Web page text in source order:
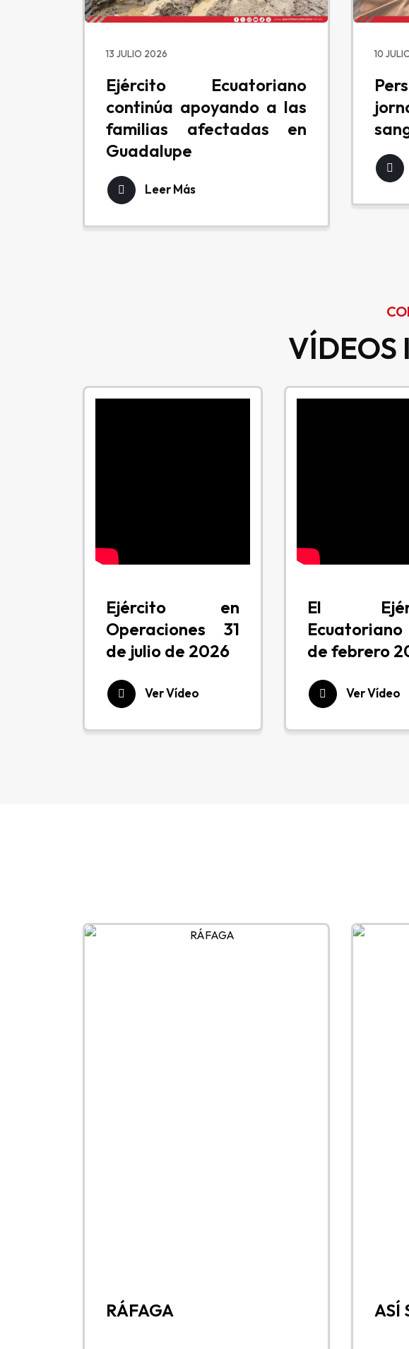
Ejército Ecuatoriano
continúa apoyando a las
familias afectadas en
Guadalupe
13 JULIO 2026
Leer Más
10
VÍDEOS
Ejército en
Operaciones 31
de julio de 2026
Ver Vídeo
El
de febrero
Ver Vídeo
RÁFAGA ASÍ